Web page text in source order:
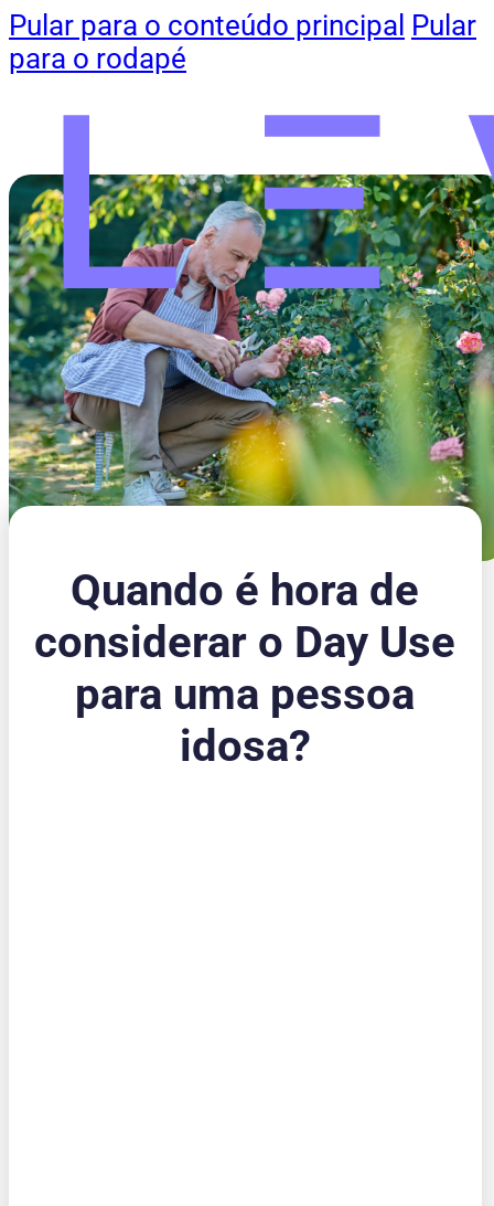
Pular para o conteúdo principal Pular
para o rodapé
Quando é hora de
considerar o Day Use
para uma pessoa
idosa?